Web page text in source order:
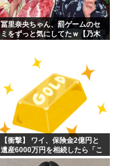
冨里奈央ちゃん、罰ゲームのセ
ミをずっと気にしてたｗ【乃木
【衝撃】 ワイ、保険金2億円と
遺産6000万円を相続したら「こ
う」なった・・・